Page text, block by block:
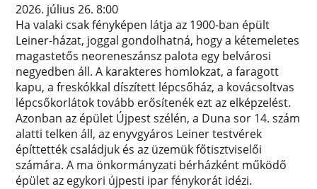
2026. július 26. 8:00
Ha valaki csak fényképen látja az 1900-ban épült
Leiner-házat, joggal gondolhatná, hogy a kétemeletes
magastetős neoreneszánsz palota egy belvárosi
negyedben áll. A karakteres homlokzat, a faragott
kapu, a freskókkal díszített lépcsőház, a kovácsoltvas
lépcsőkorlátok tovább erősítenék ezt az elképzelést.
Azonban az épület Újpest szélén, a Duna sor 14. szám
alatti telken áll, az enyvgyáros Leiner testvérek
építtették családjuk és az üzemük főtisztviselői
számára. A ma önkormányzati bérházként működő
épület az egykori újpesti ipar fénykorát idézi.